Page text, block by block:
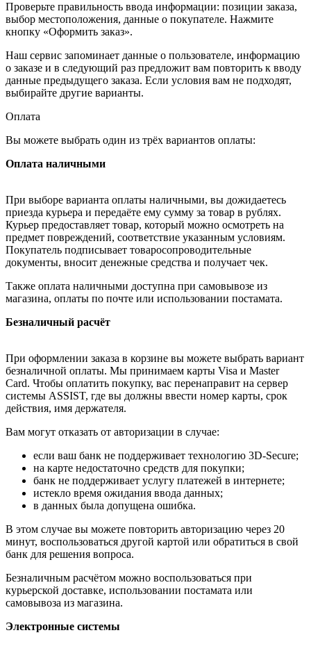
Проверьте правильность ввода информации: позиции заказа,
выбор местоположения, данные о покупателе. Нажмите
кнопку «Оформить заказ».
Наш сервис запоминает данные о пользователе, информацию
о заказе и в следующий раз предложит вам повторить к вводу
данные предыдущего заказа. Если условия вам не подходят,
выбирайте другие варианты.
Оплата
Вы можете выбрать один из трёх вариантов оплаты:
Оплата наличными
При выборе варианта оплаты наличными, вы дожидаетесь
приезда курьера и передаёте ему сумму за товар в рублях.
Курьер предоставляет товар, который можно осмотреть на
предмет повреждений, соответствие указанным условиям.
Покупатель подписывает товаросопроводительные
документы, вносит денежные средства и получает чек.
Также оплата наличными доступна при самовывозе из
магазина, оплаты по почте или использовании постамата.
Безналичный расчёт
При оформлении заказа в корзине вы можете выбрать вариант
безналичной оплаты. Мы принимаем карты Visa и Master
Card. Чтобы оплатить покупку, вас перенаправит на сервер
системы ASSIST, где вы должны ввести номер карты, срок
действия, имя держателя.
Вам могут отказать от авторизации в случае:
если ваш банк не поддерживает технологию 3D-Secure;
на карте недостаточно средств для покупки;
банк не поддерживает услугу платежей в интернете;
истекло время ожидания ввода данных;
в данных была допущена ошибка.
В этом случае вы можете повторить авторизацию через 20
минут, воспользоваться другой картой или обратиться в свой
банк для решения вопроса.
Безналичным расчётом можно воспользоваться при
курьерской доставке, использовании постамата или
самовывоза из магазина.
Электронные системы